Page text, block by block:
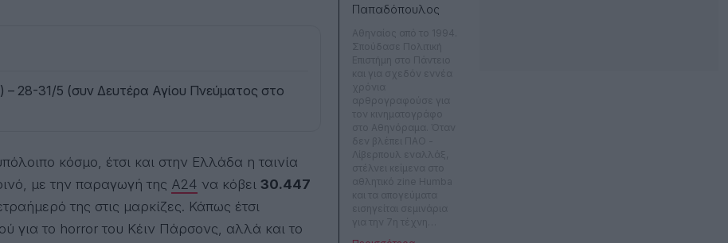
– 28-31/5 (συν Δευτέρα Αγίου Πνεύματος στο
με την παραγωγή της A24 να κόβει 30.447
της στις μαρκίζες. Κάπως έτσι
για το horror του Κέιν Πάρσονς, αλλά και το
Παπαδόπουλος